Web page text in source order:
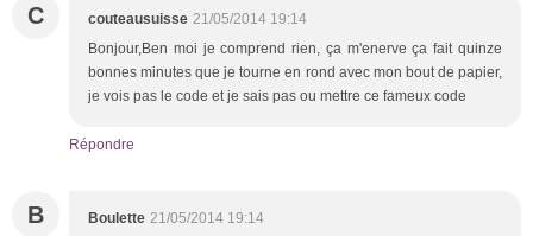
C couteausuisse 21/05/2014 19:14
Bonjour,Ben moi je comprend rien, ça m'enerve ça fait quinze
bonnes minutes que je tourne en rond avec mon bout de papier,
je vois pas le code et je sais pas ou mettre ce fameux code
Répondre
B Boulette 21/05/2014 19:14